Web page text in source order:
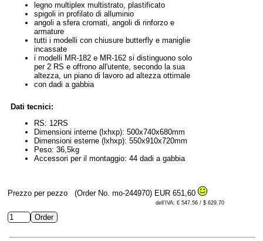
legno multiplex multistrato, plastificato
spigoli in profilato di alluminio
angoli a sfera cromati, angoli di rinforzo e
armature
tutti i modelli con chiusure butterfly e maniglie
incassate
i modelli MR-182 e MR-162 si distinguono solo
per 2 RS e offrono all'utente, secondo la sua
altezza, un piano di lavoro ad altezza ottimale
con dadi a gabbia
Dati tecnici:
RS: 12RS
Dimensioni interne (lxhxp): 500x740x680mm
Dimensioni esterne (lxhxp): 550x910x720mm
Peso: 36,5kg
Accessori per il montaggio: 44 dadi a gabbia
Prezzo per pezzo (Order No. mo-244970) EUR 651,60
dell'IVA: € 547.56 / $ 629.70